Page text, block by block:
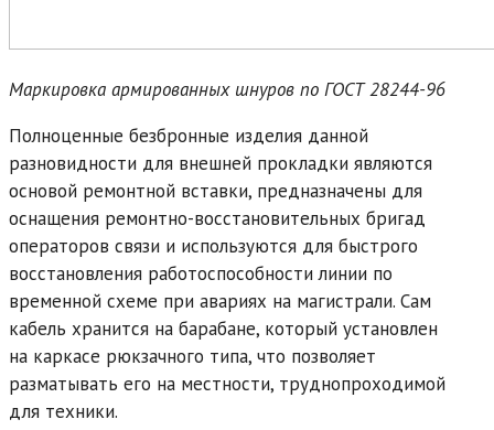
Маркировка армированных шнуров по ГОСТ 28244-96
Полноценные безбронные изделия данной
разновидности для внешней прокладки являются
основой ремонтной вставки, предназначены для
оснащения ремонтно-восстановительных бригад
операторов связи и используются для быстрого
восстановления работоспособности линии по
временной схеме при авариях на магистрали. Сам
кабель хранится на барабане, который установлен
на каркасе рюкзачного типа, что позволяет
разматывать его на местности, труднопроходимой
для техники.